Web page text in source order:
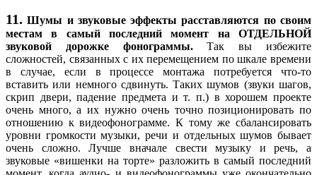
11. Шумы и звуковые эффекты расставляются по своим
местам в самый последний момент на ОТДЕЛЬНОЙ
звуковой дорожке фонограммы.Так вы избежите
сложностей, связанных с их перемещением по шкале времени
в случае, если в процессе монтажа потребуется что-то
вставить или немного сдвинуть. Таких шумов (звуки шагов,
скрип двери, падение предмета и т. п.) в хорошем проекте
очень много, а их нужно очень точно позиционировать по
отношению к видеофонограмме. К тому же сбалансировать
уровни громкости музыки, речи и отдельных шумов бывает
очень сложно. Лучше вначале свести музыку и речь, а
звуковые «вишенки на торте» разложить в самый последний